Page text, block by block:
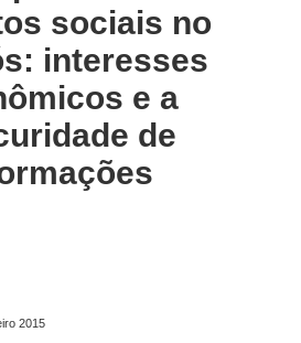
sociais no
interesses
e a
de
2015